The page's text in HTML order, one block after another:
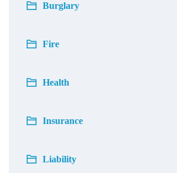
Burglary
Fire
Health
Insurance
Liability